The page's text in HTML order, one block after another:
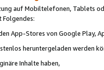
auf Mobiltelefonen, Tablets
Folgendes:
App-Stores von Google Play,
heruntergeladen werden
Inhalte haben,